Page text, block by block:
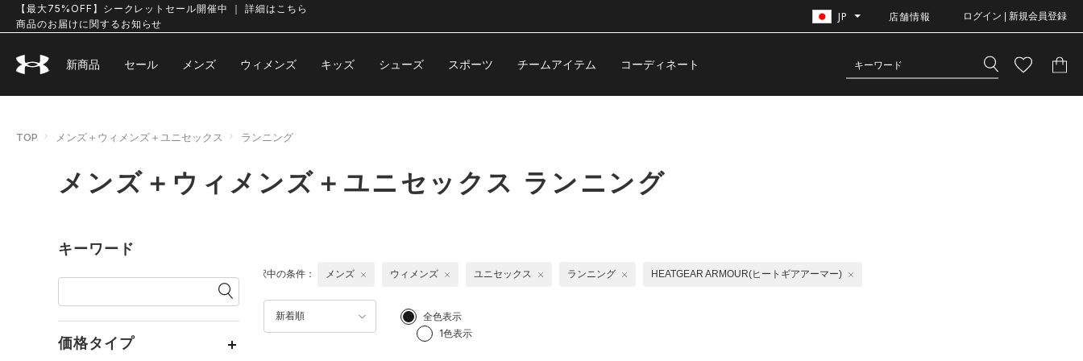
【最大75%OFF】シークレットセール開催中 ｜ 詳細はこちら
商品のお届けに関するお知らせ
JP 店舗情報 ログイン | 新規会員登録
新商品 セール メンズ ウィメンズ キッズ シューズ スポーツ チームアイテム コーディネート
TOP メンズ＋ウィメンズ＋ユニセックス ランニング
メンズ＋ウィメンズ＋ユニセックス ランニング
キーワード
価格タイプ
新着順
全色表示
1色表示
選択中の条件： メンズ ウィメンズ ユニセックス ランニング HEATGEAR ARMOUR(ヒートギアアーマー)